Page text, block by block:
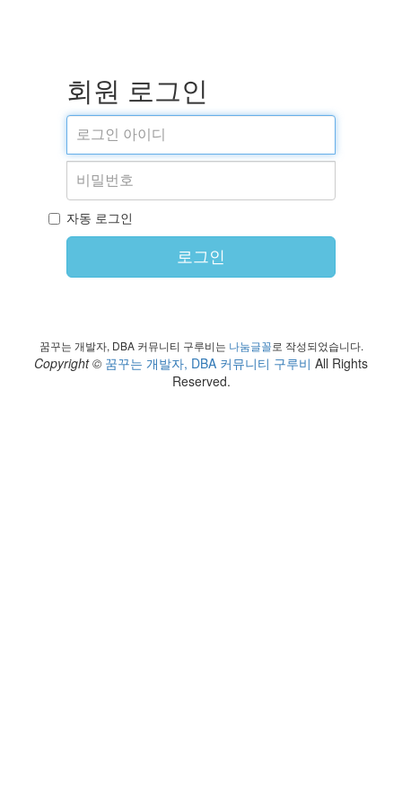
회원 로그인
자동 로그인
로그인
꿈꾸는 개발자, DBA 커뮤니티 구루비는 나눔글꼴로 작성되었습니다.
Copyright © 꿈꾸는 개발자, DBA 커뮤니티 구루비 All Rights
Reserved.